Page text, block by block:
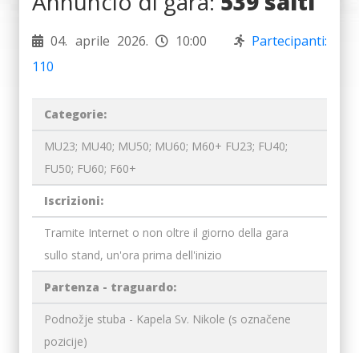
04. aprile 2026. 10:00
Partecipanti:
110
Categorie:
MU23; MU40; MU50; MU60; M60+ FU23; FU40;
FU50; FU60; F60+
Iscrizioni:
Tramite Internet o non oltre il giorno della gara
sullo stand, un'ora prima dell'inizio
Partenza - traguardo:
Podnožje stuba - Kapela Sv. Nikole (s označene
pozicije)